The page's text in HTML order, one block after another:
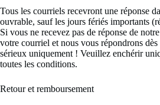
Tous les courriels recevront une réponse
ouvrable, sauf les jours fériés importants
Si vous ne recevez pas de réponse de
votre courriel et nous vous répondrons
sérieux uniquement ! Veuillez enchérir
toutes les conditions.
Retour et remboursement